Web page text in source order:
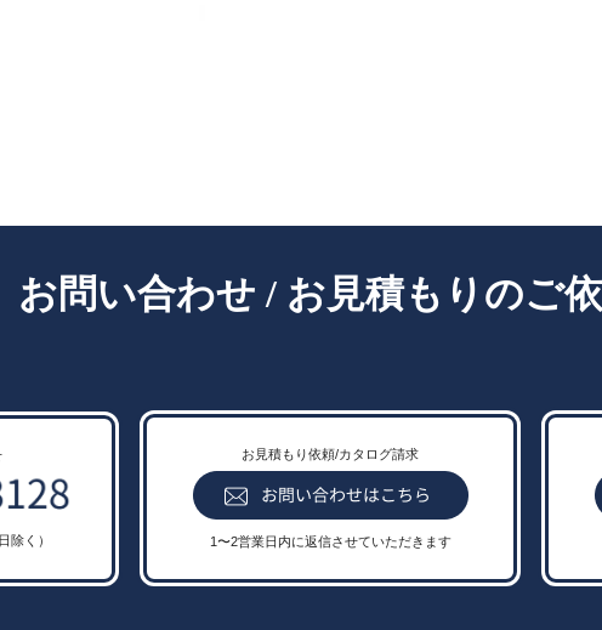
- Contact -
お問い合わせ / お見積もりのご
除く）
お見積もり依頼/カタログ請求
1〜2営業日内に返信させていただきます